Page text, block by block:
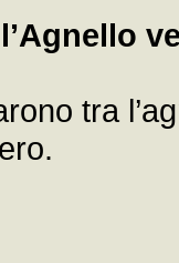
tra